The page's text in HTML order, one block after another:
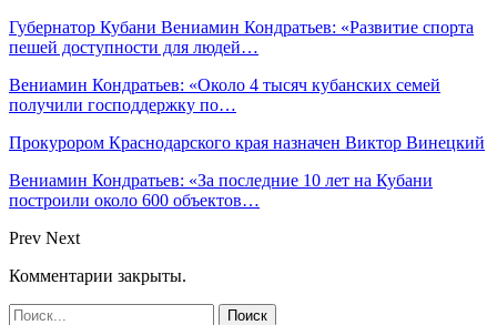
Губернатор Кубани Вениамин Кондратьев: «Развитие спорта
пешей доступности для людей…
Вениамин Кондратьев: «Около 4 тысяч кубанских семей
получили господдержку по…
Прокурором Краснодарского края назначен Виктор Винецкий
Вениамин Кондратьев: «За последние 10 лет на Кубани
построили около 600 объектов…
Prev Next
Комментарии закрыты.